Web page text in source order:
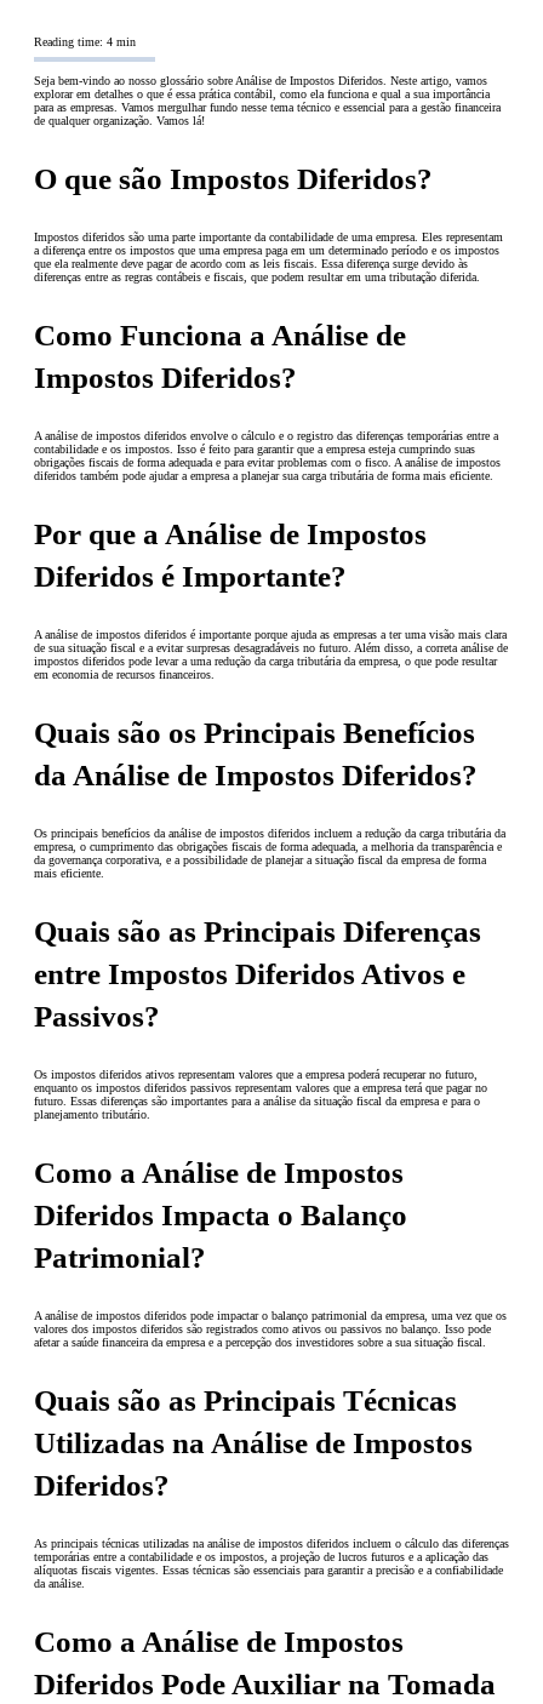
Reading time: 4 min
Seja bem-vindo ao nosso glossário sobre Análise de Impostos Diferidos. Neste artigo, vamos
explorar em detalhes o que é essa prática contábil, como ela funciona e qual a sua importância
para as empresas. Vamos mergulhar fundo nesse tema técnico e essencial para a gestão financeira
de qualquer organização. Vamos lá!
O que são Impostos Diferidos?
Impostos diferidos são uma parte importante da contabilidade de uma empresa. Eles representam
a diferença entre os impostos que uma empresa paga em um determinado período e os impostos
que ela realmente deve pagar de acordo com as leis fiscais. Essa diferença surge devido às
diferenças entre as regras contábeis e fiscais, que podem resultar em uma tributação diferida.
Como Funciona a Análise de
Impostos Diferidos?
A análise de impostos diferidos envolve o cálculo e o registro das diferenças temporárias entre a
contabilidade e os impostos. Isso é feito para garantir que a empresa esteja cumprindo suas
obrigações fiscais de forma adequada e para evitar problemas com o fisco. A análise de impostos
diferidos também pode ajudar a empresa a planejar sua carga tributária de forma mais eficiente.
Por que a Análise de Impostos
Diferidos é Importante?
A análise de impostos diferidos é importante porque ajuda as empresas a ter uma visão mais clara
de sua situação fiscal e a evitar surpresas desagradáveis no futuro. Além disso, a correta análise de
impostos diferidos pode levar a uma redução da carga tributária da empresa, o que pode resultar
em economia de recursos financeiros.
Quais são os Principais Benefícios
da Análise de Impostos Diferidos?
Os principais benefícios da análise de impostos diferidos incluem a redução da carga tributária da
empresa, o cumprimento das obrigações fiscais de forma adequada, a melhoria da transparência e
da governança corporativa, e a possibilidade de planejar a situação fiscal da empresa de forma
mais eficiente.
Quais são as Principais Diferenças
entre Impostos Diferidos Ativos e
Passivos?
Os impostos diferidos ativos representam valores que a empresa poderá recuperar no futuro,
enquanto os impostos diferidos passivos representam valores que a empresa terá que pagar no
futuro. Essas diferenças são importantes para a análise da situação fiscal da empresa e para o
planejamento tributário.
Como a Análise de Impostos
Diferidos Impacta o Balanço
Patrimonial?
A análise de impostos diferidos pode impactar o balanço patrimonial da empresa, uma vez que os
valores dos impostos diferidos são registrados como ativos ou passivos no balanço. Isso pode
afetar a saúde financeira da empresa e a percepção dos investidores sobre a sua situação fiscal.
Quais são as Principais Técnicas
Utilizadas na Análise de Impostos
Diferidos?
As principais técnicas utilizadas na análise de impostos diferidos incluem o cálculo das diferenças
temporárias entre a contabilidade e os impostos, a projeção de lucros futuros e a aplicação das
alíquotas fiscais vigentes. Essas técnicas são essenciais para garantir a precisão e a confiabilidade
da análise.
Como a Análise de Impostos
Diferidos Pode Auxiliar na Tomada